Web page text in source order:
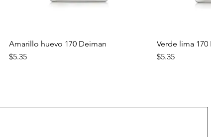
Vista rápida
Amarillo huevo 170 Deiman
Precio
$5.35
Verde lima 170
Precio
$5.35